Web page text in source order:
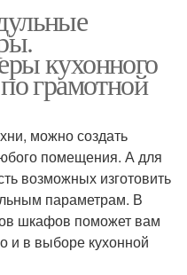
кухонного
грамотной
можно создать
помещения. А для
возможных изготовить
параметрам. В
шкафов поможет вам
и в выборе кухонной